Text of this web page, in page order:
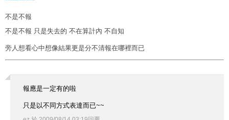
不是不報
不是不報 只是失去的 不在算計內 不自知
旁人想看心中想像結果更是分不清報在哪裡而已
報應是一定有的啦
只是以不同方式表達而已~~